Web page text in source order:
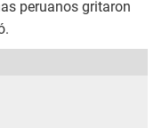
peruanos gritaron